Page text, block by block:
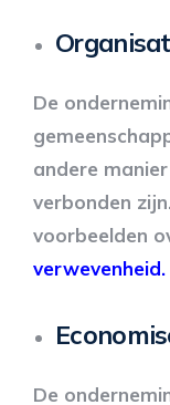
De
andere
verbonden
voorbeelden
verwevenheid.
De